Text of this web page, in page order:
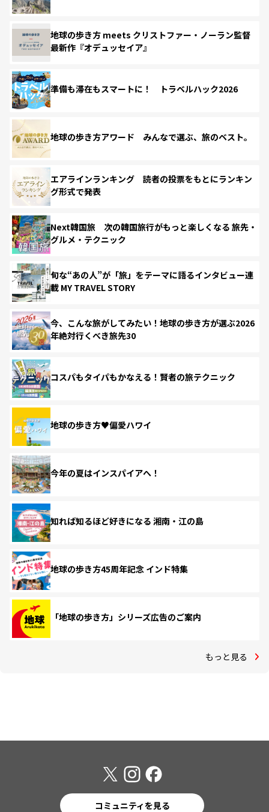
地球の歩き方 meets クリストファー・ノーラン監督
最新作『オデュッセイア』
準備も滞在もスマートに！ トラベルハック2026
地球の歩き方アワード みんなで選ぶ、旅のベスト。
エアラインランキング 読者の投票をもとにランキン
グ形式で発表
Next韓国旅 次の韓国旅行がもっと楽しくなる 旅先・
グルメ・テクニック
旬な“あの人”が「旅」をテーマに語るインタビュー連
載 MY TRAVEL STORY
今、こんな旅がしてみたい！地球の歩き方が選ぶ2026
年絶対行くべき旅先30
コスパもタイパもかなえる！賢者の旅テクニック
地球の歩き方♥偏愛ハワイ
今年の夏はインスパイアへ！
知れば知るほど好きになる 湘南・江の島
地球の歩き方45周年記念 インド特集
「地球の歩き方」シリーズ広告のご案内
もっと見る
コミュニティを見る